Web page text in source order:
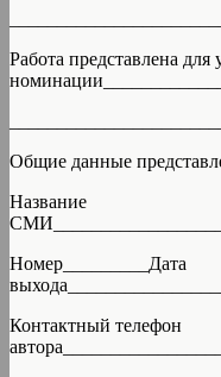
Работа представлена для
Общие данные
Название
Номер_________Дата
Контактный телефон